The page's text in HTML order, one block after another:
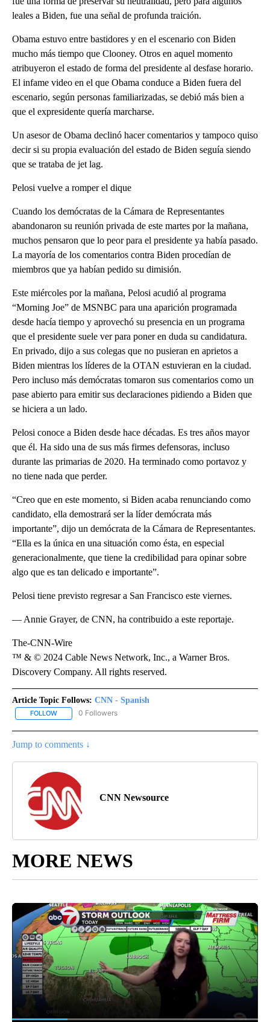
leales a Biden, fue una señal de profunda traición.
Obama estuvo entre bastidores y en el escenario con Biden
mucho más tiempo que Clooney. Otros en aquel momento
atribuyeron el estado de forma del presidente al desfase horario.
El infame video en el que Obama conduce a Biden fuera del
escenario, según personas familiarizadas, se debió más bien a
que el expresidente quería marcharse.
Un asesor de Obama declinó hacer comentarios y tampoco quiso
decir si su propia evaluación del estado de Biden seguía siendo
que se trataba de jet lag.
Pelosi vuelve a romper el dique
Cuando los demócratas de la Cámara de Representantes
abandonaron su reunión privada de este martes por la mañana,
muchos pensaron que lo peor para el presidente ya había pasado.
La mayoría de los comentarios contra Biden procedían de
miembros que ya habían pedido su dimisión.
Este miércoles por la mañana, Pelosi acudió al programa
“Morning Joe” de MSNBC para una aparición programada
desde hacía tiempo y aprovechó su presencia en un programa
que el presidente suele ver para poner en duda su candidatura.
En privado, dijo a sus colegas que no pusieran en aprietos a
Biden mientras los líderes de la OTAN estuvieran en la ciudad.
Pero incluso más demócratas tomaron sus comentarios como un
pase abierto para emitir sus declaraciones pidiendo a Biden que
se hiciera a un lado.
Pelosi conoce a Biden desde hace décadas. Es tres años mayor
que él. Ha sido una de sus más firmes defensoras, incluso
durante las primarias de 2020. Ha terminado como portavoz y
no tiene nada que perder.
“Creo que en este momento, si Biden acaba renunciando como
candidato, ella demostrará ser la líder demócrata más
importante”, dijo un demócrata de la Cámara de Representantes.
“Ella es la única en una situación como ésta, en especial
generacionalmente, que tiene la credibilidad para opinar sobre
algo que es tan delicado e importante”.
Pelosi tiene previsto regresar a San Francisco este viernes.
— Annie Grayer, de CNN, ha contribuido a este reportaje.
The-CNN-Wire
™ & © 2024 Cable News Network, Inc., a Warner Bros.
Discovery Company. All rights reserved.
Article Topic Follows: CNN - Spanish
FOLLOW FOLLOW "CNN - SPANISH" TO RECEIVE NOTIFICATIONS ABOUT
0 Followers
Jump to comments ↓
CNN Newsource
MORE NEWS